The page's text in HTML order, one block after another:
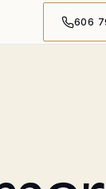
606